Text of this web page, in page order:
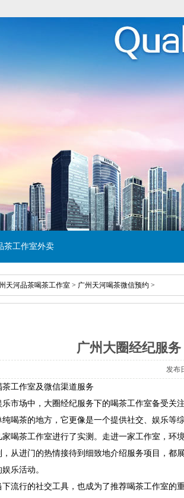
茶工作室外卖
天河品茶喝茶工作室 > 广州天河喝茶微信预约 >
广州大圈经纪服
发布
工作室及微信渠道服务
市场中，大圈经纪服务下的喝茶工作室备受关
喝茶的地方，它更像是一个提供社交、娱乐等
家喝茶工作室进行了实测。走进一家工作室，环
，从进门的热情接待到细致地介绍服务项目，都
乐活动。
流行的社交工具，也成为了推荐喝茶工作室的